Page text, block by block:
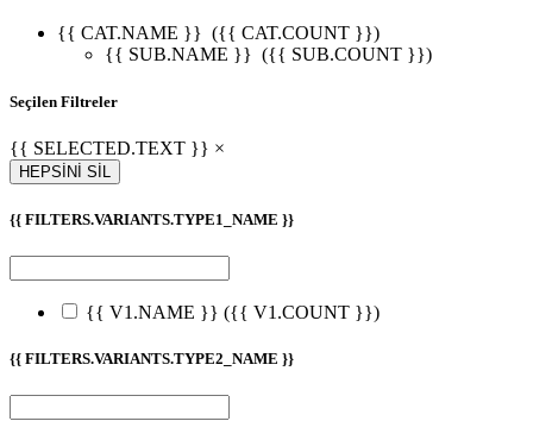
{{ CAT.NAME }} ({{ CAT.COUNT }})
{{ SUB.NAME }} ({{ SUB.COUNT }})
Seçilen Filtreler
{{ SELECTED.TEXT }} ×
HEPSİNİ SİL
{{ FILTERS.VARIANTS.TYPE1_NAME }}
{{ V1.NAME }} ({{ V1.COUNT }})
{{ FILTERS.VARIANTS.TYPE2_NAME }}